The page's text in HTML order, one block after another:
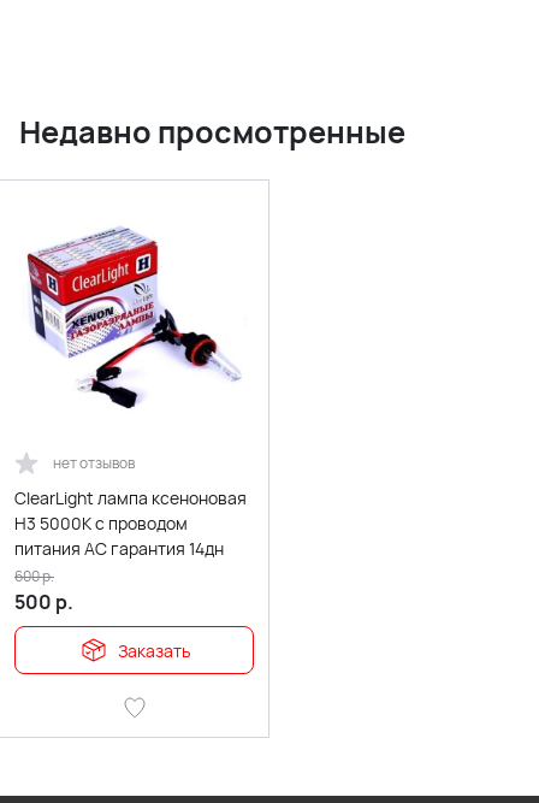
Недавно просмотренные
нет отзывов
ClearLight лампа ксеноновая
H3 5000К с проводом
питания АС гарантия 14дн
500 р.
600р.
Заказать